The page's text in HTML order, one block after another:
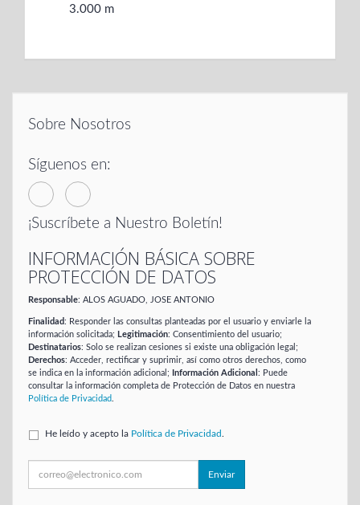
3.000 m
Sobre Nosotros
Síguenos en:
¡Suscríbete a Nuestro Boletín!
INFORMACIÓN BÁSICA SOBRE
PROTECCIÓN DE DATOS
Responsable: ALOS AGUADO, JOSE ANTONIO
Finalidad: Responder las consultas planteadas por el usuario y enviarle la
información solicitada; Legitimación: Consentimiento del usuario;
Destinatarios: Solo se realizan cesiones si existe una obligación legal;
Derechos: Acceder, rectificar y suprimir, así como otros derechos, como
se indica en la información adicional;
Información Adicional : Puede
consultar la información completa de Protección de Datos en nuestra
Política de Privacidad
He leído y acepto la Política de Privacidad
Enviar